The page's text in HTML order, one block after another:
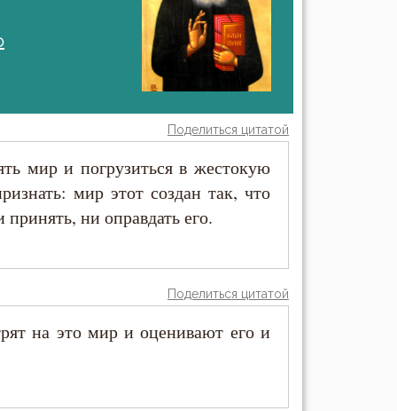
Поделиться цитатой
мир и погрузиться в жестокую
мир этот создан так, что
ни оправдать его.
Поделиться цитатой
на это мир и оценивают его и